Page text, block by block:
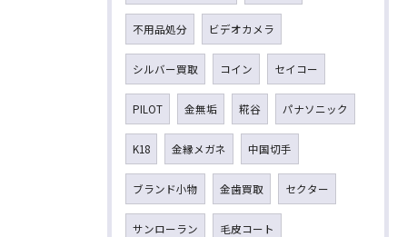
不用品処分 ビデオカメラ
シルバー買取 コイン セイコー
PILOT 金無垢 糀谷 パナソニック
K18 金縁メガネ 中国切手
ブランド小物 金歯買取 セクター
サンローラン 毛皮コート